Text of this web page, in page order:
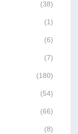
(38)
(1)
(6)
(7)
(180)
(54)
(66)
(8)